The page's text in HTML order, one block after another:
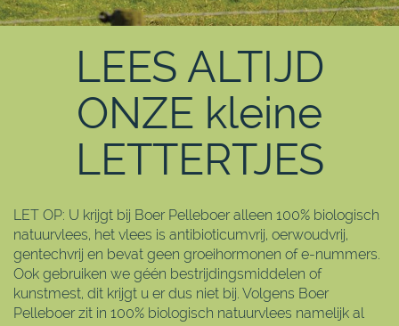
LEES ALTIJD
ONZE kleine
LETTERTJES
LET OP: U krijgt bij Boer Pelleboer alleen 100% biologisch
natuurvlees, het vlees is antibioticumvrij, oerwoudvrij,
gentechvrij en bevat geen groeihormonen of e-nummers.
Ook gebruiken we géén bestrijdingsmiddelen of
kunstmest, dit krijgt u er dus niet bij. Volgens Boer
Pelleboer zit in 100% biologisch natuurvlees namelijk al